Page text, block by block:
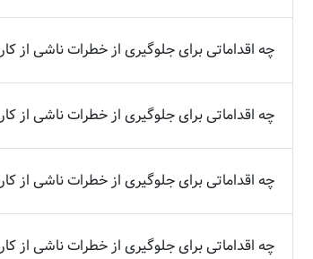
چه اقداماتی برای جلوگیری از خطرات ناشی از
چه اقداماتی برای جلوگیری از خطرات ناشی از
چه اقداماتی برای جلوگیری از خطرات ناشی از
چه اقداماتی برای جلوگیری از خطرات ناشی از